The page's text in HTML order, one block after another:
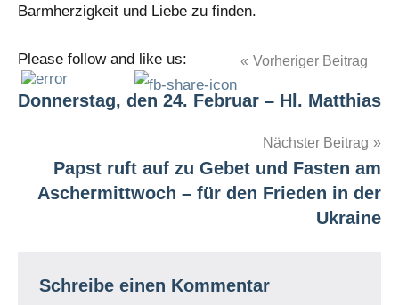
Barmherzigkeit und Liebe zu finden.
Please follow and like us:
Beitragsnavigation Vorheriger Beitrag
Donnerstag, den 24. Februar – Hl. Matthias
Nächster Beitrag
Papst ruft auf zu Gebet und Fasten am
Aschermittwoch – für den Frieden in der
Ukraine
Schreibe einen Kommentar